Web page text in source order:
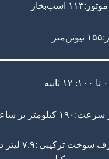
اسب‌بخار
کیلومتر بر ساعت